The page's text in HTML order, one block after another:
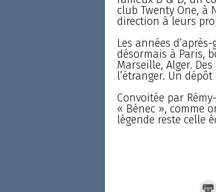
club Twenty One, à
direction à leurs
Les années
désormais à Paris,
Marseille, Alger.
l’étranger. Un
Convoitée par
« Bénec », comme
légende reste celle